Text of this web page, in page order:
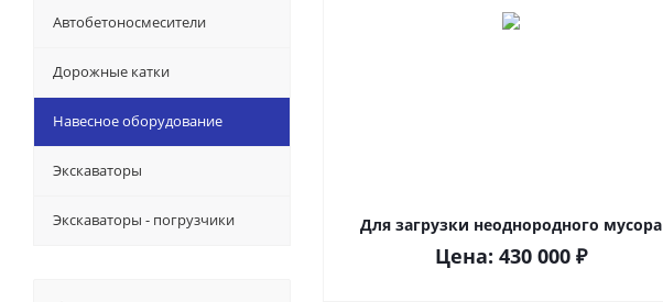
Для загрузки неоднородного мусора
Цена: 430 000 ₽
Автобетоносмесители
Дорожные катки
Навесное оборудование
Экскаваторы
Экскаваторы - погрузчики